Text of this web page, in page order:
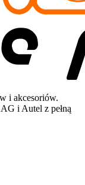
i akcesoriów.
i Autel z pełną